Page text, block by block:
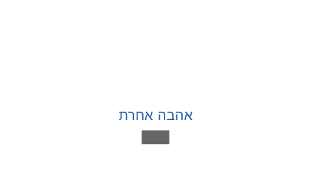
אהבה אחרת